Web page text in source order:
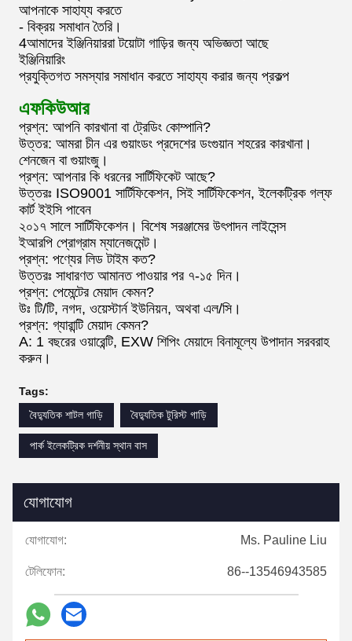
আপনাকে সাহায্য করতে
- বিক্রয় সমাধান তৈরি।
4আমাদের ইঞ্জিনিয়াররা টয়োটা গাড়ির জন্য অভিজ্ঞতা আছে
ইঞ্জিনিয়ারিং
প্রযুক্তিগত সমস্যার সমাধান করতে সাহায্য করার জন্য প্রকল্প
এফকিউআর
প্রশ্ন: আপনি কারখানা বা ট্রেডিং কোম্পানি?
উত্তর: আমরা চীন এর গুয়াংডং প্রদেশের ডংগুয়ান শহরের কারখানা।
শেনজেন বা গুয়াংজু।
প্রশ্ন: আপনার কি ধরনের সার্টিফিকেট আছে?
উত্তরঃ ISO9001 সার্টিফিকেশন, সিই সার্টিফিকেশন, ইলেকট্রিক গল্ফ
কার্ট ইইসি পাবেন
২০১৭ সালে সার্টিফিকেশন। বিশেষ সরঞ্জামের উৎপাদন লাইসেন্স
ইআরপি প্রোগ্রাম ম্যানেজমেন্ট।
প্রশ্ন: পণ্যের লিড টাইম কত?
উত্তরঃ সাধারণত আমানত পাওয়ার পর ৭-১৫ দিন।
প্রশ্ন: পেমেন্টের মেয়াদ কেমন?
উঃ টি/টি, নগদ, ওয়েস্টার্ন ইউনিয়ন, অথবা এল/সি।
প্রশ্ন: গ্যারান্টি মেয়াদ কেমন?
A: 1 বছরের ওয়ারেন্টি, EXW শিপিং মেয়াদে বিনামূল্যে উপাদান সরবরাহ
করুন।
Tags:
বৈদ্যুতিক শাটল গাড়ি
বৈদ্যুতিক টুরিস্ট গাড়ি
পার্ক ইলেকট্রিক দর্শনীয় স্থান বাস
যোগাযোগ
যোগাযোগ: Ms. Pauline Liu
টেলিফোন: 86--13546943585